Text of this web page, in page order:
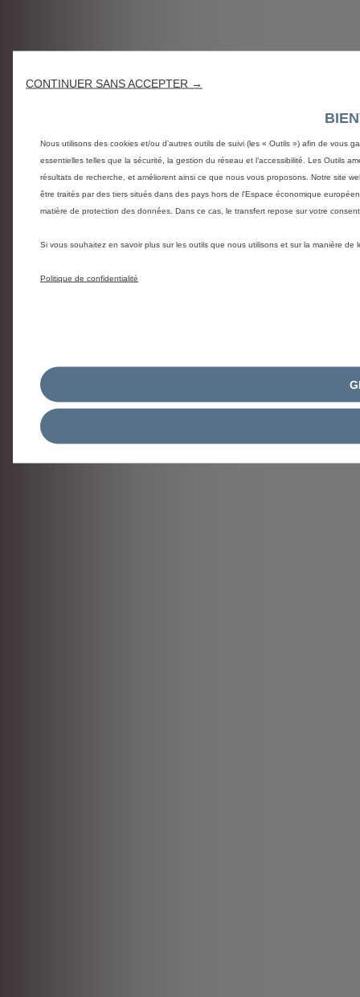
CONTINUER SANS ACCEPTER →
Nous utilisons des cookies et/ou d’autres outils de suivi (les « Outils ») afin de vous
essentielles telles que la sécurité, la gestion du réseau et l’accessibilité. Les Outils
résultats de recherche, et améliorent ainsi ce que nous vous proposons. Notre site
être traités par des tiers situés dans des pays hors de l'Espace économique
matière de protection des données. Dans ce cas, le transfert repose sur votre
Si vous souhaitez en savoir plus sur les outils que nous utilisons et sur la manière
Politique de confidentialité